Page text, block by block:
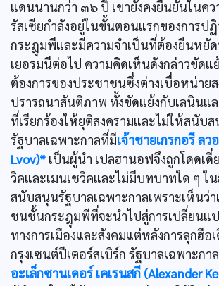
แดนนานกว่า ๓๖ ปี เขายังคงยืนยันในคว
รัสเซียกำลังอยู่ในขั้นตอนแรกของการป
กระฎุมพีและมีความจำเป็นที่ต้องยืนหยั
เยอรมนีต่อไป ความคิดเห็นดังกล่าวขัดแ
ต้องการของประชาชนซึ่งต่างเบื่อหน่าย
ปรารถนาสันติภาพ ทั้งขัดแย้งกับเลนินแ
ที่เรียกร้องให้ยุติสงครามและไม่ให้สนับ
รัฐบาลเฉพาะกาลที่มีเจ้าชายเกรกอรี ลว
Lvov)* เป็นผู้นำ เปลฮานอฟจึงถูกโดดเดี่
วิคและเมนเชวิคและไม่มีบทบาทใด ๆ ใน
สนับสนุนรัฐบาลเฉพาะกาลเพราะเห็นว่
ชนชั้นกระฎุมพีที่จะนำไปสู่การเปลี่ยนแ
ทางการเมืองและสังคมแต่หลังการลุกฮือ
กรุงเซนต์ปีเตอร์สเบิร์ก รัฐบาลเฉพาะกา
อะเล็กซานเดอร์ เคเรนสกี (Alexander